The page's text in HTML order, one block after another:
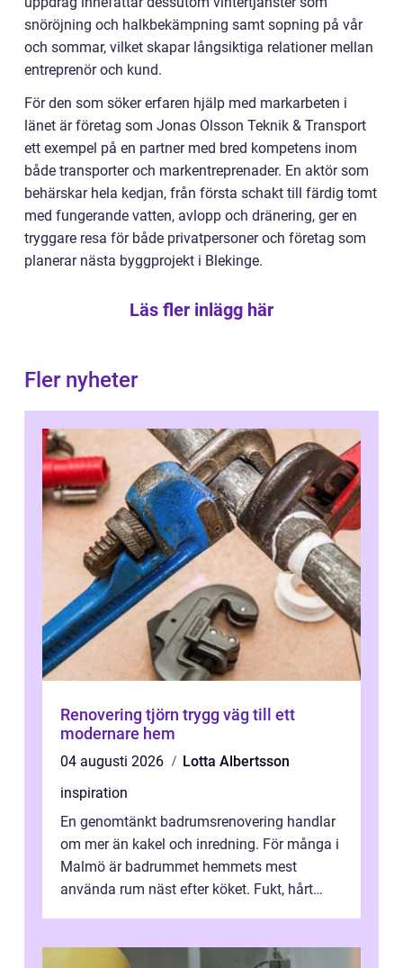
snöröjning och halkbekämpning samt sopning på vår
och sommar, vilket skapar långsiktiga relationer mellan
entreprenör och kund.
För den som söker erfaren hjälp med markarbeten i
länet är företag som Jonas Olsson Teknik & Transport
ett exempel på en partner med bred kompetens inom
både transporter och markentreprenader. En aktör som
behärskar hela kedjan, från första schakt till färdig tomt
med fungerande vatten, avlopp och dränering, ger en
tryggare resa för både privatpersoner och företag som
planerar nästa byggprojekt i Blekinge.
Läs fler inlägg här
Fler nyheter
Renovering tjörn trygg väg till ett
modernare hem
04 augusti 2026
Lotta Albertsson
inspiration
En genomtänkt badrumsrenovering handlar
om mer än kakel och inredning. För många i
Malmö är badrummet hemmets mest
använda rum näst efter köket. Fukt, hårt